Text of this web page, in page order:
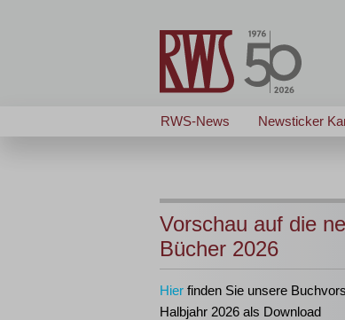
RWS-News Newsticker
Vorschau auf die
Bücher 2026
Hier finden Sie unsere
Halbjahr 2026 als Download